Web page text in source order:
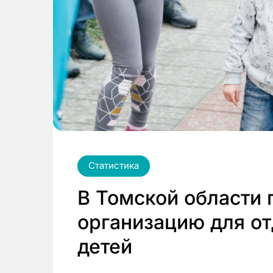
Статистика
В Томской области
организацию для
детей